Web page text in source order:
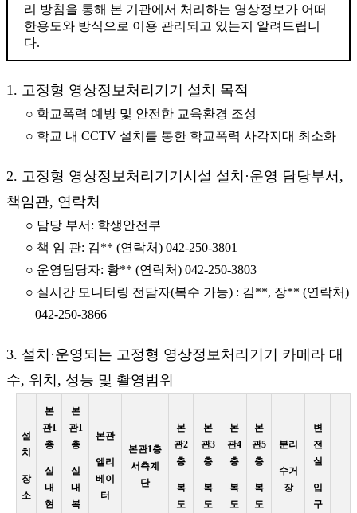
리 방침을 통해 본 기관에서 처리하는 영상정보가 어떠
한용도와 방식으로 이용 관리되고 있는지 알려드립니
다.
1. 고정형 영상정보처리기기 설치 목적
○ 학교폭력 예방 및 안전한 교육환경 조성
○ 학교 내 CCTV 설치를 통한 학교폭력 사각지대 최소화
2. 고정형 영상정보처리기기시설 설치·운영 담당부서,
책임관, 연락처
○ 담당 부서: 학생안전부
○ 책 임 관: 김** (연락처) 042-250-3801
○ 운영담당자: 황** (연락처) 042-250-3803
○ 실시간 모니터링 전담자(복수 가능) : 김**, 장** (연락처)
042-250-3866
3. 설치·운영되는 고정형 영상정보처리기기 카메라 대
수, 위치, 성능 및 촬영범위
설
치
장
소
본
관1
층
실
내
현
본
관1
층
실
내
복
본관
엘리
베이
터
본관1층
서측계
단
본
관2
층
복
도
본
관3
층
복
도
본
관4
층
복
도
본
관5
층
복
도
분리
수거
장
변
전
실
입
구